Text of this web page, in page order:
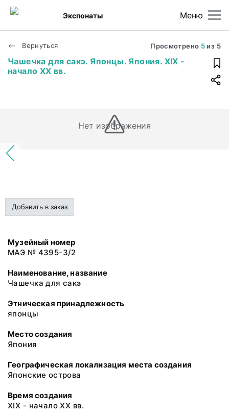
Меню
Экспонаты
Вернуться Просмотрено 5из 5
Чашечка для сакэ. Японцы. Япония. XIX -
начало XX вв.
Нет изображения
Добавить в заказ
Музейный номер
МАЭ № 4395-3/2
Наименование, название
Чашечка для сакэ
Этническая принадлежность
японцы
Место создания
Япония
Географическая локализация места создания
Японские острова
Время создания
XIX - начало XX вв.